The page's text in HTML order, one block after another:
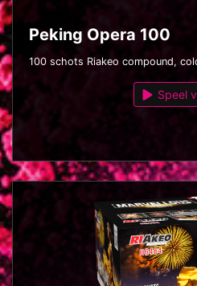
Peking Opera 100
100 schots Riakeo compound,
Speel